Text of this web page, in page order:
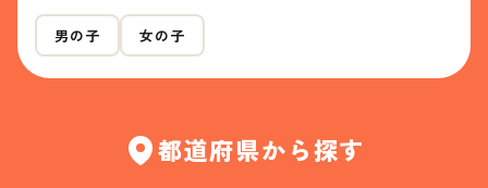
男の子 女の子
都道府県から探す